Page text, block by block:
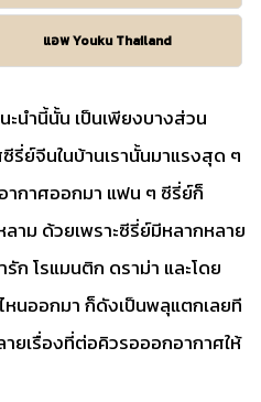
แอพ Youku Thailand
นำนี้นั้น เป็นเพียงบางส่วน
ซีรี่ย์จีนในบ้านเรานั้นมาแรงสุด ๆ
ากาศออกมา แฟน ๆ ซีรี่ย์ก็
ม ด้วยเพราะซีรี่ย์มีหลากหลาย
รัก โรแมนติก ดราม่า และโดย
หนออกมา ก็ดังเป็นพลุแตกเลยที
ยเรื่องที่ต่อคิวรอออกอากาศให้